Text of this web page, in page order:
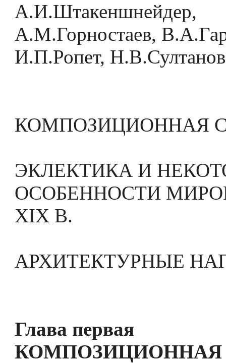
А.И.Штакеншнейдер,
А.М.Горностаев,
И.П.Ропет,
КОМПОЗИЦИОННАЯ
ЭКЛЕКТИКА И
ОСОБЕННОСТИ
XIX В.
АРХИТЕКТУРНЫЕ
Глава первая